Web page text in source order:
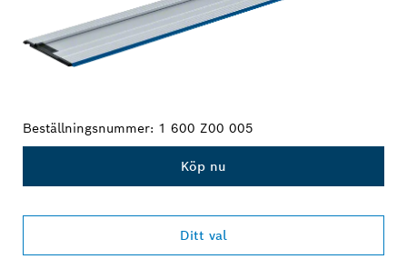
Beställningsnummer: 1 600 Z00 005
Köp nu
Ditt val